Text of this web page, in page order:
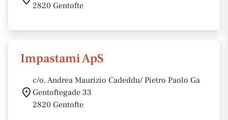
2820 Gentofte
Impastami ApS
c/o. Andrea Maurizio Cadeddu/ Pietro Paolo Ga
Gentoftegade 33
2820 Gentofte